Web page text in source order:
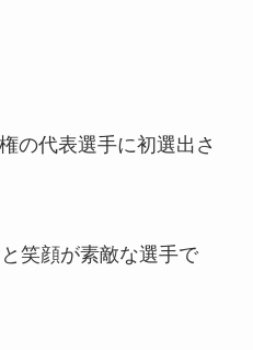
の代表選手に初選出さ
笑顔が素敵な選手で